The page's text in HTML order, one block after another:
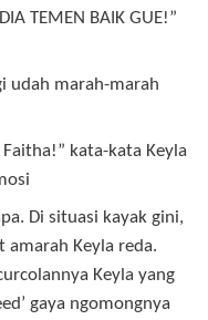
TEMEN BAIK GUE!”
udah marah-marah
kata-kata Keyla
Di situasi kayak gini,
Keyla reda.
Keyla yang
gaya ngomongnya